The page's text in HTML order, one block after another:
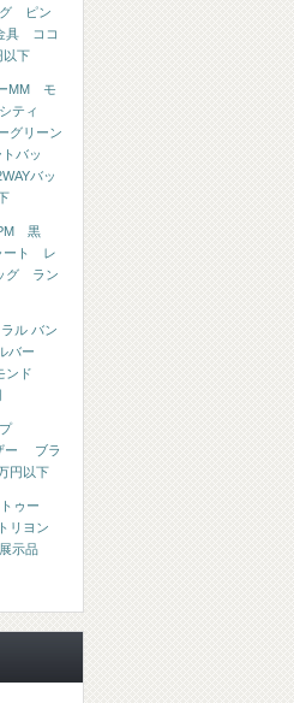
グ ピン
具 ココ
下
MM モ
シティ
グリーン
バッ
バッ
PM 黒
ート レ
グ ラン
ル バン
バー
ンド
プ
ー ブラ
円以下
ゥー
リヨン
示品